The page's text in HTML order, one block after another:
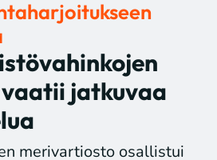
jatkuvaa
merivartiosto osallistui